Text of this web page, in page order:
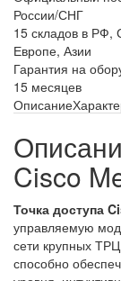
России/СНГ
15 складов в РФ,
Европе, Азии
Гарантия на
15 месяцев
Описание
Cisco
Точка доступа
управляемую
сети крупных
способно